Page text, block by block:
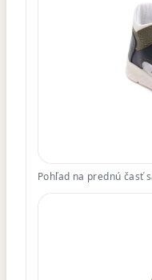
Pohľad na prednú časť